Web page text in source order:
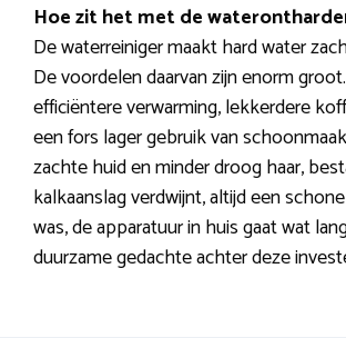
Hoe zit het met de
De waterreiniger maakt hard water
De voordelen daarvan zijn enorm
efficiëntere verwarming, lekkerdere
een fors lager gebruik van
zachte huid en minder droog haar,
kalkaanslag verdwijnt, altijd een
was, de apparatuur in huis gaat wat
duurzame gedachte achter deze